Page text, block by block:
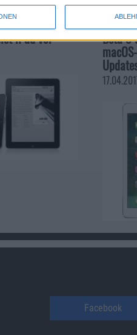
iPad vor Beta 3
Facebook